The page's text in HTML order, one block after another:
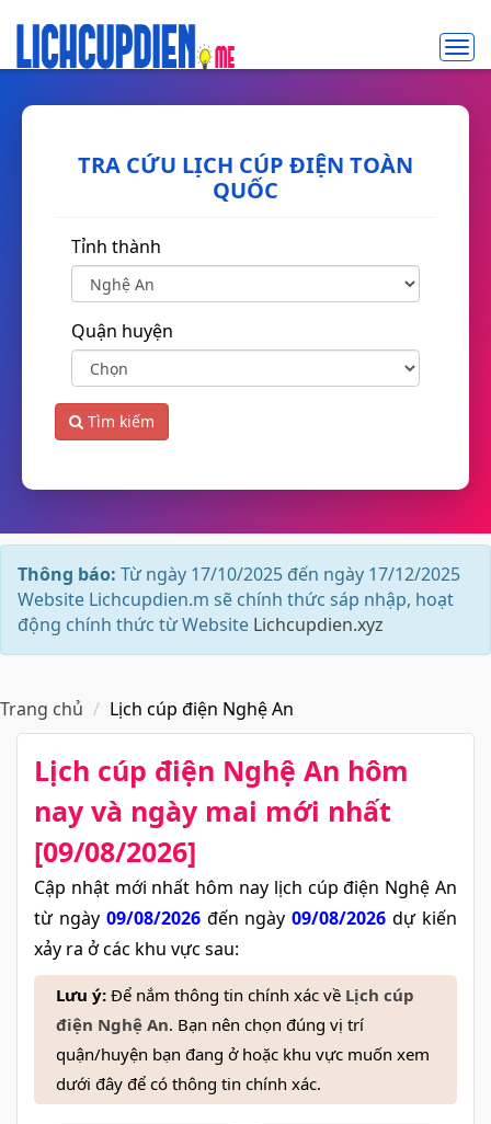
TRA CỨU LỊCH CÚP ĐIỆN TOÀN
QUỐC
Tỉnh thành
Quận huyện
Tìm kiếm
Thông báo: Từ ngày 17/10/2025 đến ngày 17/12/2025
Website Lichcupdien.m sẽ chính thức sáp nhập, hoạt
động chính thức từ Website Lichcupdien.xyz
Trang chủ Lịch cúp điện Nghệ An
Lịch cúp điện Nghệ An​ hôm
nay và ngày mai mới nhất
[09/08/2026]
Cập nhật mới nhất hôm nay lịch cúp điện Nghệ An
từ ngày 09/08/2026đến ngày09/08/2026 dự kiến
xảy ra ở các khu vực sau:
Lưu ý: Để nắm thông tin chính xác về Lịch cúp
điện Nghệ An. Bạn nên chọn đúng vị trí
quận/huyện bạn đang ở hoặc khu vực muốn xem
dưới đây để có thông tin chính xác.